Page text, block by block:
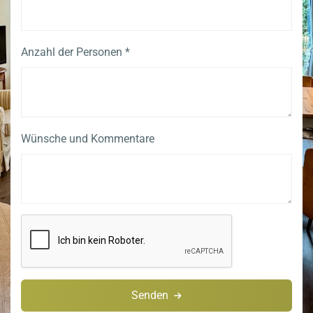
Anzahl der Personen *
Wünsche und Kommentare
Senden